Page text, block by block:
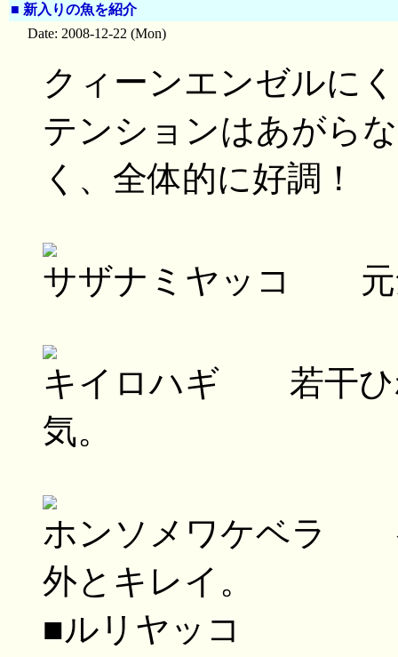
■ 新入りの魚を紹介
Date: 2008-12-22 (Mon)
クィーンエンゼルに
テンションはあがら
く、全体的に好調！
サザナミヤッコ 元
キイロハギ 若干ひ
気。
ホンソメワケベラ
外とキレイ。
■ルリヤッコ